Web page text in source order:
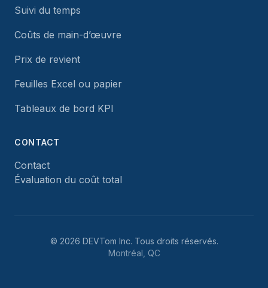
Suivi du temps
Coûts de main-d’œuvre
Prix de revient
Feuilles Excel ou papier
Tableaux de bord KPI
CONTACT
Contact
Évaluation du coût total
© 2026 DEVTom Inc. Tous droits réservés.
Montréal, QC